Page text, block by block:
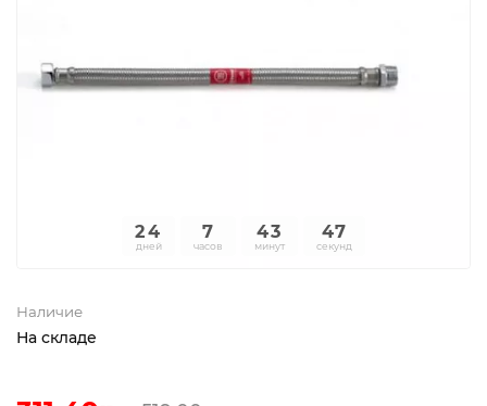
24
дней
7
часов
43
минут
47
секунд
Наличие
На складе